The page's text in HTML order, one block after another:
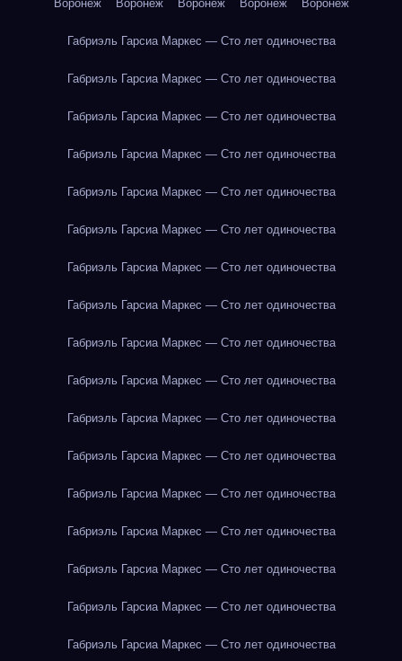
Воронеж Воронеж Воронеж Воронеж Воронеж
Габриэль Гарсиа Маркес — Сто лет одиночества
Габриэль Гарсиа Маркес — Сто лет одиночества
Габриэль Гарсиа Маркес — Сто лет одиночества
Габриэль Гарсиа Маркес — Сто лет одиночества
Габриэль Гарсиа Маркес — Сто лет одиночества
Габриэль Гарсиа Маркес — Сто лет одиночества
Габриэль Гарсиа Маркес — Сто лет одиночества
Габриэль Гарсиа Маркес — Сто лет одиночества
Габриэль Гарсиа Маркес — Сто лет одиночества
Габриэль Гарсиа Маркес — Сто лет одиночества
Габриэль Гарсиа Маркес — Сто лет одиночества
Габриэль Гарсиа Маркес — Сто лет одиночества
Габриэль Гарсиа Маркес — Сто лет одиночества
Габриэль Гарсиа Маркес — Сто лет одиночества
Габриэль Гарсиа Маркес — Сто лет одиночества
Габриэль Гарсиа Маркес — Сто лет одиночества
Габриэль Гарсиа Маркес — Сто лет одиночества